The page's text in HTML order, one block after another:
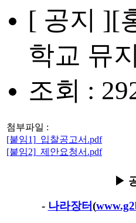
[ 공지 ][
학교 뮤
조회 :
첨부파일 :
[붙임1]_입찰공고서.pdf
[붙임2]_제안요청서.pdf
▶
- 나라장터(